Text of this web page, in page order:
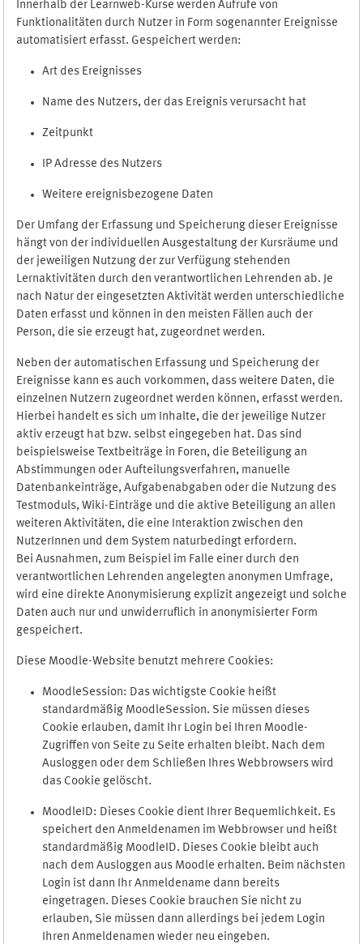
Innerhalb der Learnweb-Kurse werden Aufrufe von
Funktionalitäten durch Nutzer in Form sogenannter Ereignisse
automatisiert erfasst. Gespeichert werden:
Art des Ereignisses
Name des Nutzers, der das Ereignis verursacht hat
Zeitpunkt
IP Adresse des Nutzers
Weitere ereignisbezogene Daten
Der Umfang der Erfassung und Speicherung dieser Ereignisse
hängt von der individuellen Ausgestaltung der Kursräume und
der jeweiligen Nutzung der zur Verfügung stehenden
Lernaktivitäten durch den verantwortlichen Lehrenden ab. Je
nach Natur der eingesetzten Aktivität werden unterschiedliche
Daten erfasst und können in den meisten Fällen auch der
Person, die sie erzeugt hat, zugeordnet werden.
Neben der automatischen Erfassung und Speicherung der
Ereignisse kann es auch vorkommen, dass weitere Daten, die
einzelnen Nutzern zugeordnet werden können, erfasst werden.
Hierbei handelt es sich um Inhalte, die der jeweilige Nutzer
aktiv erzeugt hat bzw. selbst eingegeben hat. Das sind
beispielsweise Textbeiträge in Foren, die Beteiligung an
Abstimmungen oder Aufteilungsverfahren, manuelle
Datenbankeinträge, Aufgabenabgaben oder die Nutzung des
Testmoduls, Wiki-Einträge und die aktive Beteiligung an allen
weiteren Aktivitäten, die eine Interaktion zwischen den
NutzerInnen und dem System naturbedingt erfordern.
Bei Ausnahmen, zum Beispiel im Falle einer durch den
verantwortlichen Lehrenden angelegten anonymen Umfrage,
wird eine direkte Anonymisierung explizit angezeigt und solche
Daten auch nur und unwiderruflich in anonymisierter Form
gespeichert.
Diese Moodle-Website benutzt mehrere Cookies:
MoodleSession: Das wichtigste Cookie heißt
standardmäßig MoodleSession. Sie müssen dieses
Cookie erlauben, damit Ihr Login bei Ihren Moodle-
Zugriffen von Seite zu Seite erhalten bleibt. Nach dem
Ausloggen oder dem Schließen Ihres Webbrowsers wird
das Cookie gelöscht.
MoodleID: Dieses Cookie dient Ihrer Bequemlichkeit. Es
speichert den Anmeldenamen im Webbrowser und heißt
standardmäßig MoodleID. Dieses Cookie bleibt auch
nach dem Ausloggen aus Moodle erhalten. Beim nächsten
Login ist dann Ihr Anmeldename dann bereits
eingetragen. Dieses Cookie brauchen Sie nicht zu
erlauben, Sie müssen dann allerdings bei jedem Login
Ihren Anmeldenamen wieder neu eingeben.